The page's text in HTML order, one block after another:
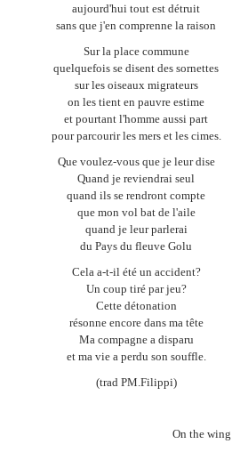
aujourd'hui tout est détruit
sans que j'en comprenne la raison
Sur la place commune
quelquefois se disent des sornettes
sur les oiseaux migrateurs
on les tient en pauvre estime
et pourtant l'homme aussi part
pour parcourir les mers et les cimes.
Que voulez-vous que je leur dise
Quand je reviendrai seul
quand ils se rendront compte
que mon vol bat de l'aile
quand je leur parlerai
du Pays du fleuve Golu
Cela a-t-il été un accident?
Un coup tiré par jeu?
Cette détonation
résonne encore dans ma tête
Ma compagne a disparu
et ma vie a perdu son souffle.
(trad PM.Filippi)
On the